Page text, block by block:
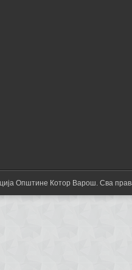
Општине Котор Варош. Сва